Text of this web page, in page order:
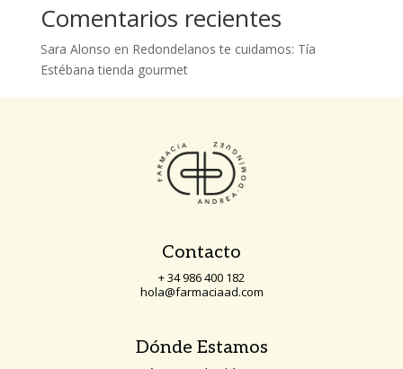
Comentarios recientes
Sara Alonso en Redondelanos te cuidamos: Tía
Estébana tienda gourmet
Contacto
+ 34 986 400 182
hola@farmaciaad.com
Dónde Estamos